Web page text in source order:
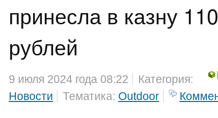
принесла в казну
рублей
9 июля 2024 года 08:22
Категория:
Новости
Тематика: Outdoor